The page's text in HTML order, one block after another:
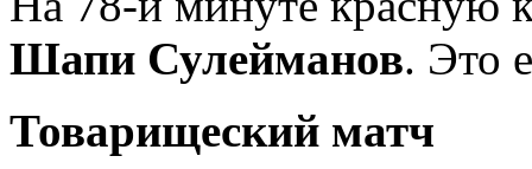
Шапи Сулейманов. Это
Товарищеский матч